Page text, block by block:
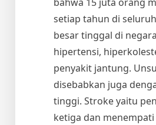
setiap tahun di
besar tinggal di
hipertensi,
penyakit jantung.
disebabkan juga
tinggi. Stroke yaitu
ketiga dan